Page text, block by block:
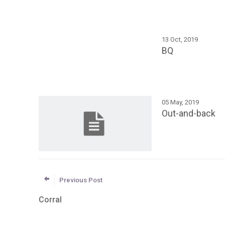
13 Oct, 2019
BQ
05 May, 2019
Out-and-back
Previous Post
Corral